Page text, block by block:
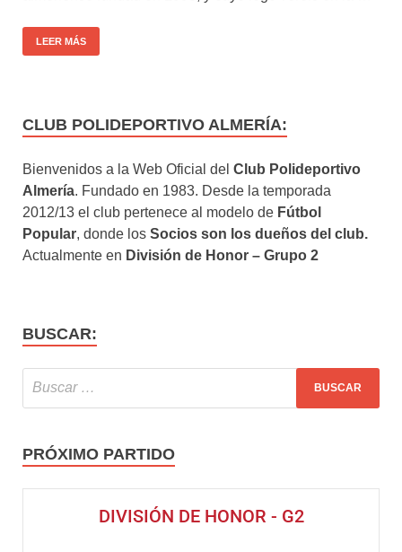
LEER MÁS
CLUB POLIDEPORTIVO ALMERÍA:
Bienvenidos a la Web Oficial del Club Polideportivo
Almería. Fundado en 1983. Desde la temporada
2012/13 el club pertenece al modelo de Fútbol
Popular, donde los Socios son los dueños del club.
Actualmente en División de Honor – Grupo 2
BUSCAR:
PRÓXIMO PARTIDO
DIVISIÓN DE HONOR - G2